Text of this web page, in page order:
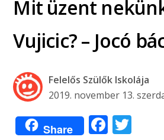
Mit üzent
Vujicic? – Jocó
Felelős Szülők Iskolája
2019. november 13.
Share